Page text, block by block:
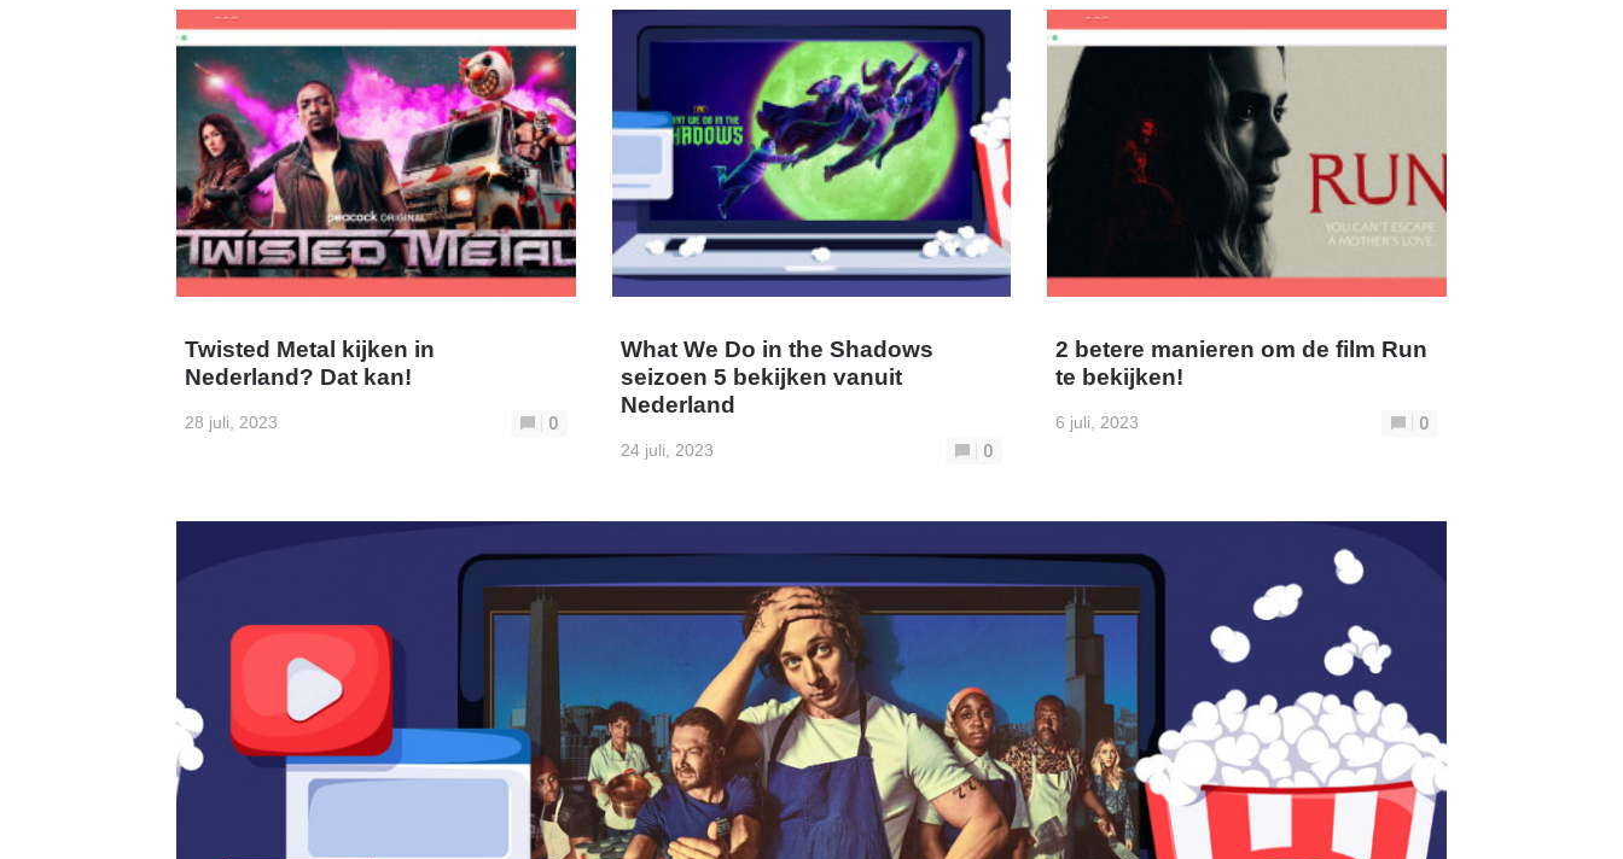
Twisted Metal kijken in
Nederland? Dat kan!
28 juli, 2023 0
What We Do in the Shadows
seizoen 5 bekijken vanuit
Nederland
24 juli, 2023 0
2 betere manieren om de film Run
te bekijken!
6 juli, 2023 0